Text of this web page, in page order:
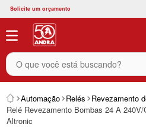
Solicite um orçamento
O que você está buscando?
Automação Relés
Revezamento
Relé Revezamento Bombas 24 A
Altronic